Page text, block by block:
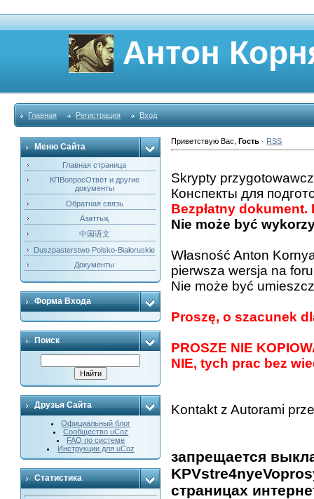
Антон
Главная Регистрация Вход
Меню Сайта
Главная страница
КПВопросОтвет и другие
документы
Обратная связь
Азаттық
中国语文
Duszpasterstwo Polsko-Białoruskie
Документы
Форма Входа
Поиск
Друзья Сайта
Официальный блог
Сообщество uCoz
FAQ по системе
Инструкции для uCoz
Статистика
Приветствую Вас ,Гость · RSS
Skrypty
Конспекты для
Bezpłatny
Nie może być
Własność Anton
pierwsza wersja na
Nie może być
Proszę, o szacunek
PROSZE NIE
NIE, tych prac bez
Kontakt z Autorami
запрещается
страницах